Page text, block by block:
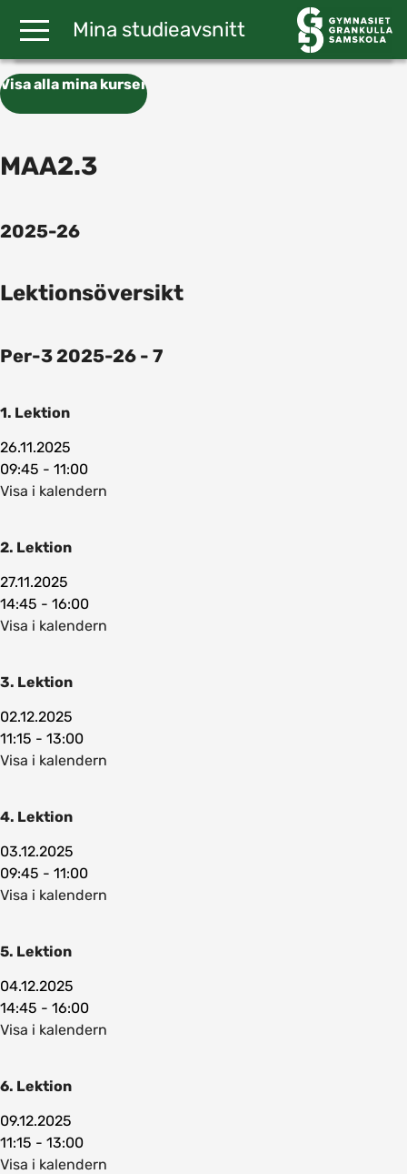
Mina studieavsnitt
Visa alla mina kurser
MAA2.3
2025-26
Lektionsöversikt
Per-3 2025-26 - 7
1. Lektion
26.11.2025
09:45 - 11:00
Visa i kalendern
2. Lektion
27.11.2025
14:45 - 16:00
Visa i kalendern
3. Lektion
02.12.2025
11:15 - 13:00
Visa i kalendern
4. Lektion
03.12.2025
09:45 - 11:00
Visa i kalendern
5. Lektion
04.12.2025
14:45 - 16:00
Visa i kalendern
6. Lektion
09.12.2025
11:15 - 13:00
Visa i kalendern